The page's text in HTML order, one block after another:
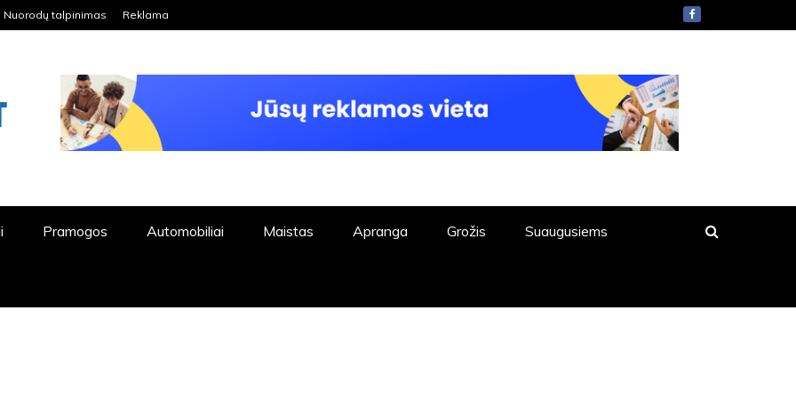
Nuorodų talpinimas Reklama
Pramogos Automobiliai Maistas Apranga Grožis Suaugusiems